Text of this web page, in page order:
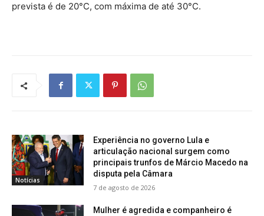
prevista é de 20°C, com máxima de até 30°C.
Notícias
Experiência no governo Lula e
articulação nacional surgem como
principais trunfos de Márcio Macedo na
disputa pela Câmara
7 de agosto de 2026
Mulher é agredida e companheiro é